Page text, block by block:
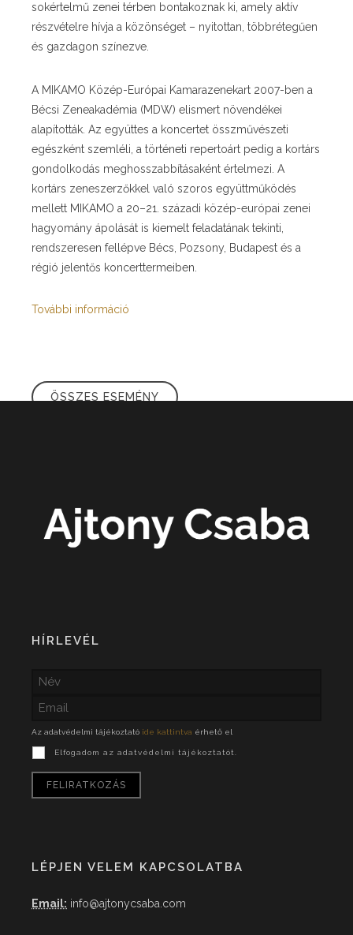
sokértelmű zenei térben bontakoznak ki, amely aktív
részvételre hívja a közönséget – nyitottan, többrétegűen
és gazdagon színezve.
A MIKAMO Közép-Európai Kamarazenekart 2007-ben a
Bécsi Zeneakadémia (MDW) elismert növendékei
alapították. Az együttes a koncertet összművészeti
egészként szemléli, a történeti repertoárt pedig a kortárs
gondolkodás meghosszabbításaként értelmezi. A
kortárs zeneszerzőkkel való szoros együttműködés
mellett MIKAMO a 20–21. századi közép-európai zenei
hagyomány ápolását is kiemelt feladatának tekinti,
rendszeresen fellépve Bécs, Pozsony, Budapest és a
régió jelentős koncerttermeiben.
További információ
ÖSSZES ESEMÉNY
HÍRLEVÉL
Az adatvédelmi tájékoztató ide kattintva érhető el
Elfogadom az adatvédelmi tájékoztatót.
LÉPJEN VELEM KAPCSOLATBA
Email: info@ajtonycsaba.com